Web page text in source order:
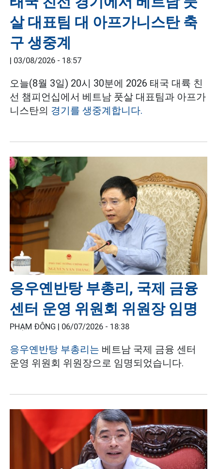
살 대표팀 대 아프가니스탄 축
구 생중계
| 03/08/2026 - 18:57
오늘(8월 3일) 20시 30분에 2026 태국 대륙 친
선 챔피언십에서 베트남 풋살 대표팀과 아프가
니스탄의 경기를 생중계합니다.
응우옌반탕 부총리, 국제 금융
센터 운영 위원회 위원장 임명
PHẠM ĐÔNG | 06/07/2026 - 18:38
응우옌반탕 부총리는 베트남 국제 금융 센터
운영 위원회 위원장으로 임명되었습니다.